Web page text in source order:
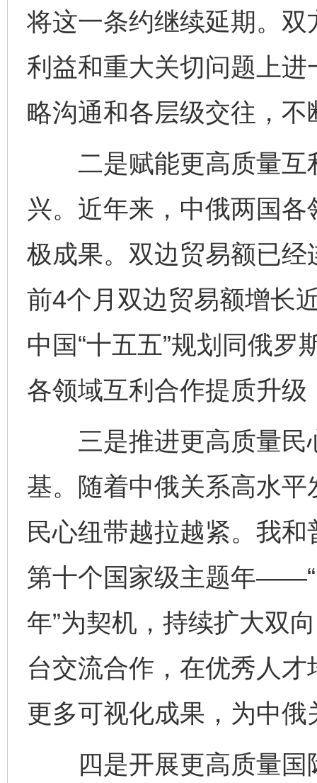
将这一条约继续延期。
利益和重大关切问题上
略沟通和各层级交往，
二是赋能更高质量互
兴。近年来，中俄两国
极成果。双边贸易额已
前4个月双边贸易额增长
中国“十五五”规划同俄
各领域互利合作提质升
三是推进更高质量民
基。随着中俄关系高水
民心纽带越拉越紧。我
第十个国家级主题年——“
年”为契机，持续扩大双
台交流合作，在优秀人
更多可视化成果，为中
四是开展更高质量国